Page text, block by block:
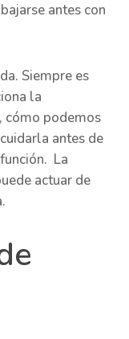
antes con
Siempre es
la
cómo podemos
antes de
La
actuar de